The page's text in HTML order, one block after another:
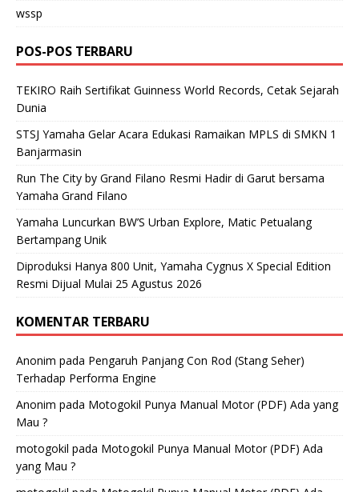
wssp
POS-POS TERBARU
TEKIRO Raih Sertifikat Guinness World Records, Cetak Sejarah
Dunia
STSJ Yamaha Gelar Acara Edukasi Ramaikan MPLS di SMKN 1
Banjarmasin
Run The City by Grand Filano Resmi Hadir di Garut bersama
Yamaha Grand Filano
Yamaha Luncurkan BW’S Urban Explore, Matic Petualang
Bertampang Unik
Diproduksi Hanya 800 Unit, Yamaha Cygnus X Special Edition
Resmi Dijual Mulai 25 Agustus 2026
KOMENTAR TERBARU
Anonim pada Pengaruh Panjang Con Rod (Stang Seher)
Terhadap Performa Engine
Anonim pada Motogokil Punya Manual Motor (PDF) Ada yang
Mau ?
motogokil pada Motogokil Punya Manual Motor (PDF) Ada
yang Mau ?